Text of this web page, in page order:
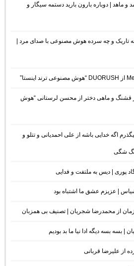
و ماهد | دوباره بارون بارید دستمه سیگار و
تاریک و چه سرده هوش مصنوعی با صدای مرد |
قشنگ و ماهی دختر از محسن لرستانی “هوش
اگه خدایی باشه از علی احمدیانی و تتلو و
شگی
گاد پوری | دیس به ملتفت و فدایی
| عزیزم عشق ما اشتباه بود
از محمدرضا شجریان | تصنیف بی همزبان
| بسه بسه دیگه ادا نیا ما بد بودیم
از علیرضا قربانی